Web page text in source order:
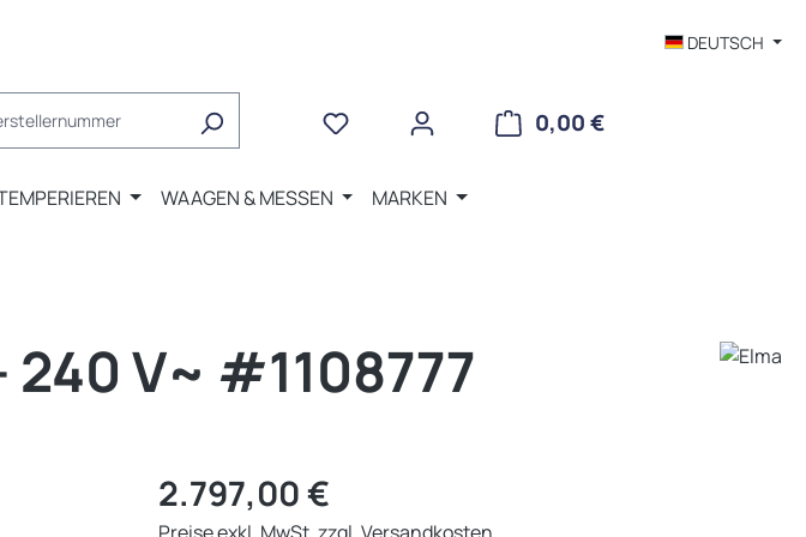
DEUTSCH
0,00 €WARENKORB
WAAGEN & MESSEN MARKEN
240 V~ #1108777
Regulärer Preis:
2.797,00 €